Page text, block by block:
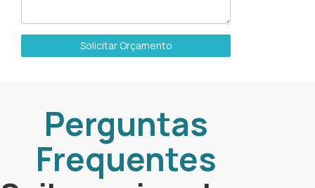
Solicitar Orçamento
Perguntas
Frequentes